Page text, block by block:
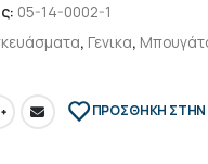
05-14-0002-1
, Γενικα,
ΠΡΌΣΘΉΚΗ ΣΤΗΝ